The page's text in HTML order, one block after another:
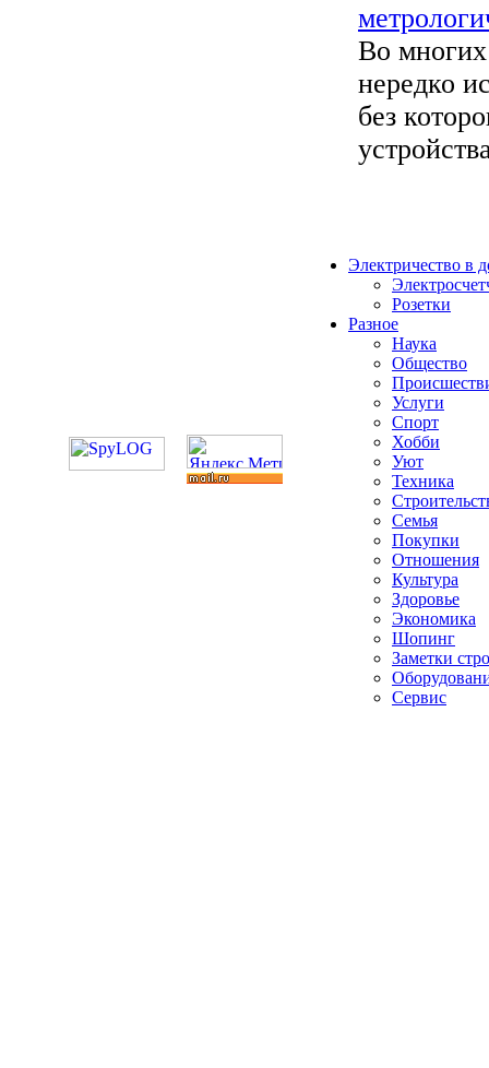
Во
нередко
без
Электричество в
Розетки
Разное
Наука
Общество
Услуги
Спорт
Хобби
Уют
Техника
Семья
Покупки
Отношения
Культура
Здоровье
Экономика
Шопинг
Заметки
Сервис